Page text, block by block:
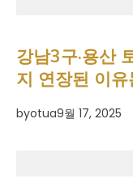
강남3구·용산
지 연장된 이유
byotua9월 17, 2025